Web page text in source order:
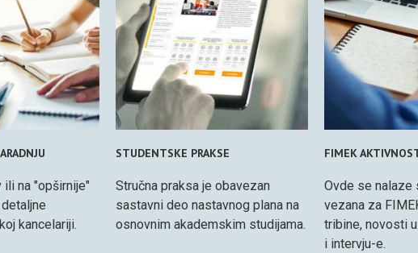
ili na "opširnije"
kancelariji.
STUDENTSKE PRAKSE
Stručna praksa je obavezan
sastavni deo nastavnog plana na
osnovnim akademskim studijama.
FIMEK
Ovde se nalaze
vezana za
tribine, novosti
i intervju-e.